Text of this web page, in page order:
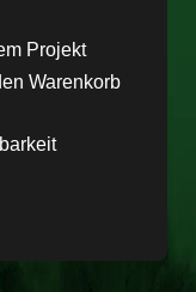
Projekt
Warenkorb